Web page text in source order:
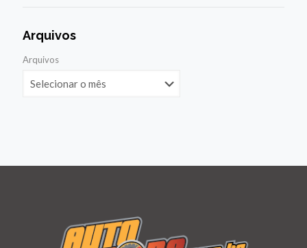
Arquivos
Arquivos